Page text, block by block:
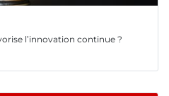
l’innovation continue ?